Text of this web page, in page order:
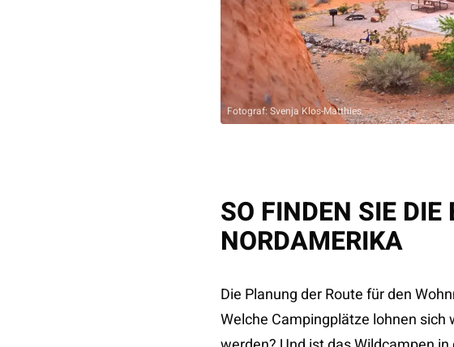
Fotograf: Svenja Klos-Matthies
SO FINDEN SIE
NORDAMERIKA
Die Planung der Route für den
Welche Campingplätze lohnen